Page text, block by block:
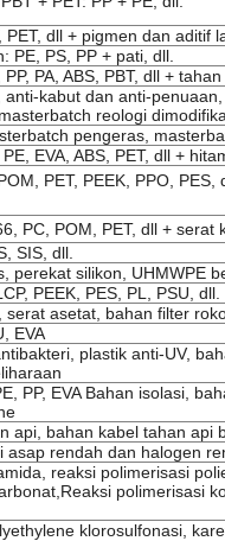
PET, dll + pigmen dan aditif
PE, PS, PP + pati, dll.
PA, ABS, PBT, dll +
kabut dan anti-
reologi
pengeras,
EVA, ABS, PET, dll +
PET, PEEK, PPO,
PC, POM, PET, dll +
SIS, dll.
perekat silikon, UHMWPE
PEEK, PES, PL, PSU, dll.
asetat, bahan filter
EVA
plastik anti-UV,
PP, EVA Bahan isolasi,
api, bahan kabel tahan api
asap rendah dan halogen
reaksi polimerisasi
polimerisasi
klorosulfonasi,